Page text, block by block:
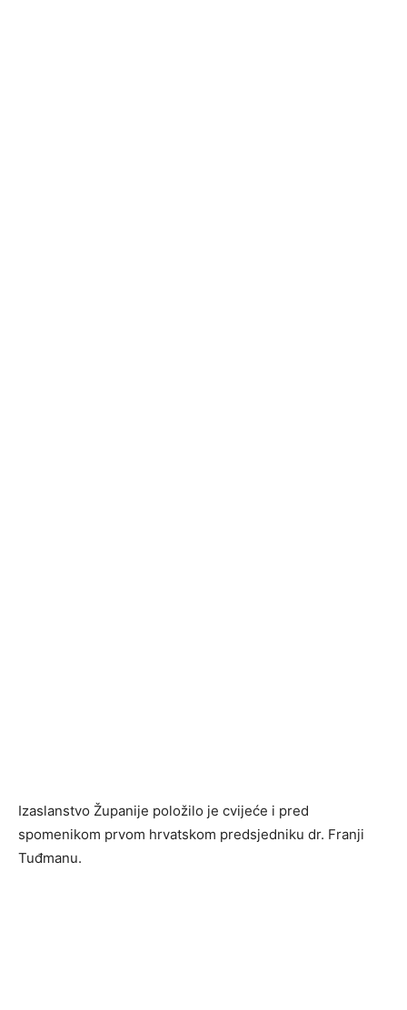
Izaslanstvo Županije položilo je cvijeće i pred
spomenikom prvom hrvatskom predsjedniku dr. Franji
Tuđmanu.